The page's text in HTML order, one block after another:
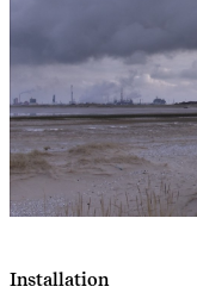
Installation